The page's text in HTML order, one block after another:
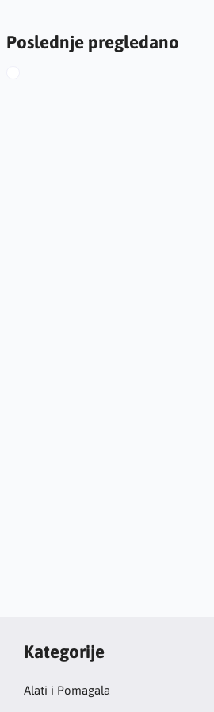
Poslednje pregledano
Kategorije
Alati i Pomagala